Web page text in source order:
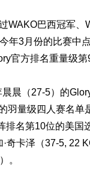
巴西冠军、
年3月份的比赛中
官方排名重量级第
晨（27-5）的
羽量级四人赛名单
名第10位的美国
奇卡泽（37-5, 22
。